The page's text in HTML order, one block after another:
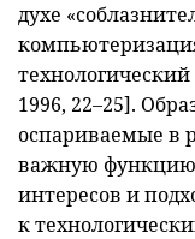
духе
1996, 22–25].
оспариваемые в
важную функцию
интересов и
к